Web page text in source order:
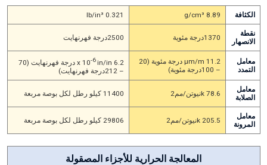
الكثافة 8.89 g/cm³
0.321 lb/in³
نقطة
الانصهار
1370درجة مئوية 2500درجة فهرنهايت
معامل
التمدد
11.2 μm/m درجة مئوية (20
– 100درجة مئوية)
6.2 x 10
-6
in/in درجة فهرنهايت (70
– 212درجة فهرنهايت)
معامل
الصلابة
78.6 kنيوتن/مم2 11400 كيلو رطل لكل بوصة مربعة
معامل
المرونة
205.5 kنيوتن/مم2 29806 كيلو رطل لكل بوصة مربعة
المعالجة الحرارية للأجزاء المصقولة